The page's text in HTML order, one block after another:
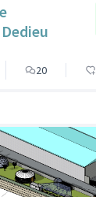
20